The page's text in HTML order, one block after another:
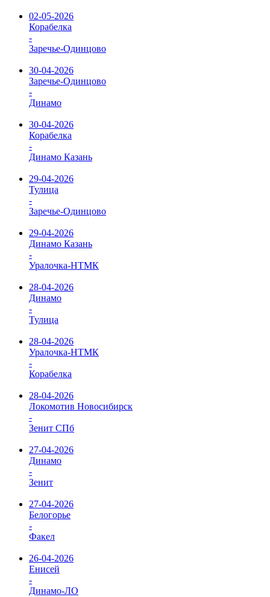
02-05-2026
Корабелка
-
Заречье-Одинцово
30-04-2026
Заречье-Одинцово
-
Динамо
30-04-2026
Корабелка
-
Динамо Казань
29-04-2026
Тулица
-
Заречье-Одинцово
29-04-2026
Динамо Казань
-
Уралочка-НТМК
28-04-2026
Динамо
-
Тулица
28-04-2026
Уралочка-НТМК
-
Корабелка
28-04-2026
Локомотив Новосибирск
-
Зенит СПб
27-04-2026
Динамо
-
Зенит
27-04-2026
Белогорье
-
Факел
26-04-2026
Енисей
-
Динамо-ЛО